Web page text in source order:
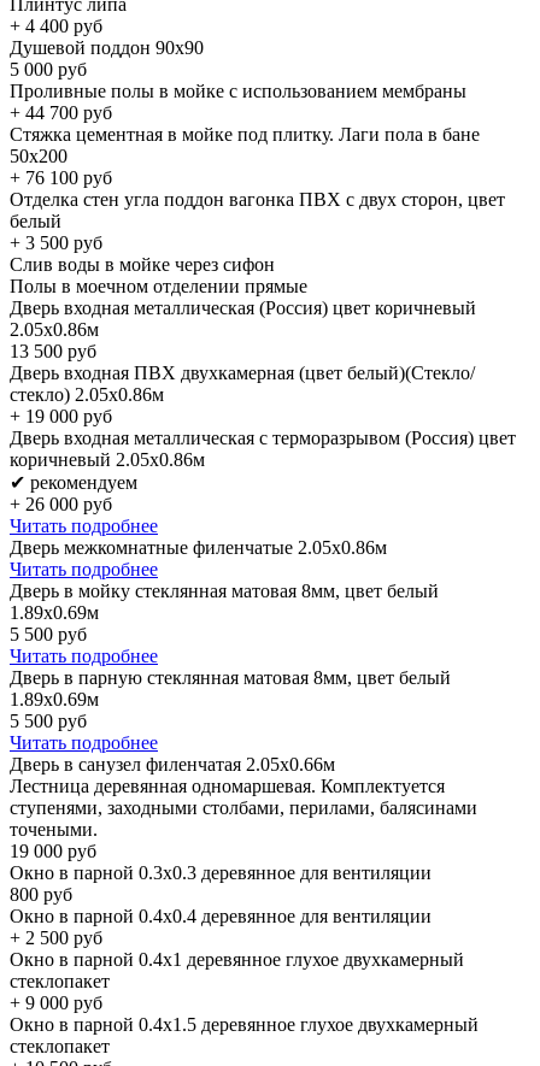
Плинтус липа
+ 4 400 руб
Душевой поддон 90х90
5 000 руб
Проливные полы в мойке с использованием мембраны
+ 44 700 руб
Стяжка цементная в мойке под плитку. Лаги пола в бане
50x200
+ 76 100 руб
Отделка стен угла поддон вагонка ПВХ с двух сторон, цвет
белый
+ 3 500 руб
Слив воды в мойке через сифон
Полы в моечном отделении прямые
Дверь входная металлическая (Россия) цвет коричневый
2.05х0.86м
13 500 руб
Дверь входная ПВХ двухкамерная (цвет белый)(Стекло/
стекло) 2.05х0.86м
+ 19 000 руб
Дверь входная металлическая с терморазрывом (Россия) цвет
коричневый 2.05х0.86м
✔ рекомендуем
+ 26 000 руб
Читать подробнее
Дверь межкомнатные филенчатые 2.05х0.86м
Читать подробнее
Дверь в мойку стеклянная матовая 8мм, цвет белый
1.89х0.69м
5 500 руб
Читать подробнее
Дверь в парную стеклянная матовая 8мм, цвет белый
1.89х0.69м
5 500 руб
Читать подробнее
Дверь в санузел филенчатая 2.05х0.66м
Лестница деревянная одномаршевая. Комплектуется
ступенями, заходными столбами, перилами, балясинами
точеными.
19 000 руб
Окно в парной 0.3х0.3 деревянное для вентиляции
800 руб
Окно в парной 0.4х0.4 деревянное для вентиляции
+ 2 500 руб
Окно в парной 0.4х1 деревянное глухое двухкамерный
стеклопакет
+ 9 000 руб
Окно в парной 0.4х1.5 деревянное глухое двухкамерный
стеклопакет